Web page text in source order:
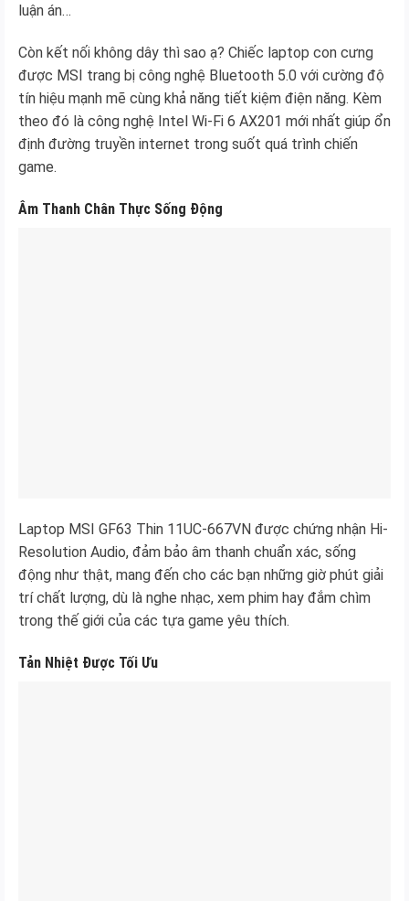
luận án…
Còn kết nối không dây thì sao ạ? Chiếc laptop con cưng
được MSI trang bị công nghệ Bluetooth 5.0 với cường độ
tín hiệu mạnh mẽ cùng khả năng tiết kiệm điện năng. Kèm
theo đó là công nghệ Intel Wi-Fi 6 AX201 mới nhất giúp ổn
định đường truyền internet trong suốt quá trình chiến
game.
Âm Thanh Chân Thực Sống Động
Laptop MSI GF63 Thin 11UC-667VN được chứng nhận Hi-
Resolution Audio, đảm bảo âm thanh chuẩn xác, sống
động như thật, mang đến cho các bạn những giờ phút giải
trí chất lượng, dù là nghe nhạc, xem phim hay đắm chìm
trong thế giới của các tựa game yêu thích.
Tản Nhiệt Được Tối Ưu